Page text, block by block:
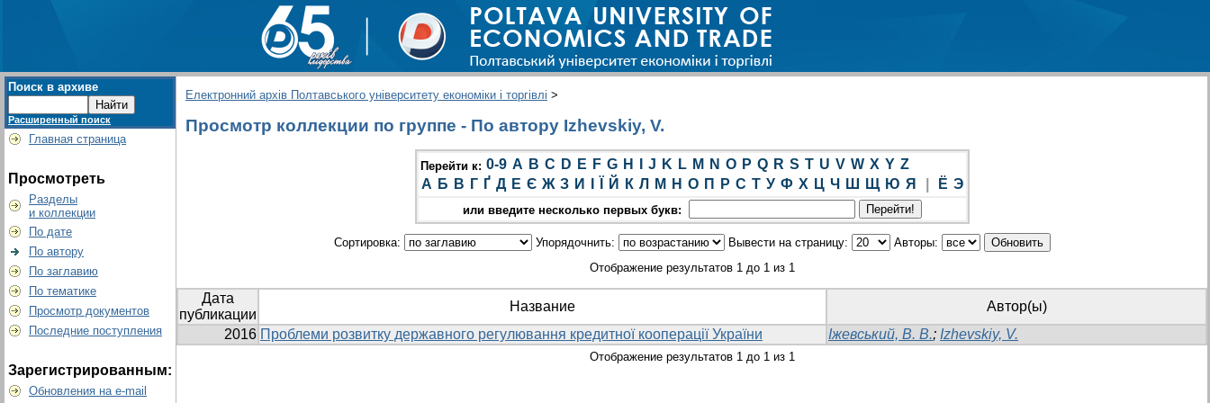
Поиск в архиве
Расширенный поиск
Главная страница
Просмотреть
Разделы
и коллекции
По дате
По автору
По заглавию
По тематике
Просмотр документов
Последние поступления
Зарегистрированным:
Обновления на e-mail
Електронний архів Полтавського університету економіки і торгівлі >
Просмотр коллекции по группе - По автору Izhevskiy, V.
Перейти к: 0-9 A B C D E F G H J K L M N O P Q R S T U V W X Y Z
А Б В Г Ґ Д Е Є Ж З И Й К Л М Н О П Р С Т У Ф Х Ц Ч Ш Щ Ю Я Ё Э
или введите несколько первых букв:
Сортировка: Упорядочнить: Вывести на страницу:
Авторы:
Отображение результатов 1 до 1 из 1
Дата
публикации
Название
Автор(ы)
2016 Проблеми розвитку державного регулювання кредитної кооперації України Іжевський, В. В.; Izhevskiy, V.
Отображение результатов 1 до 1 из 1